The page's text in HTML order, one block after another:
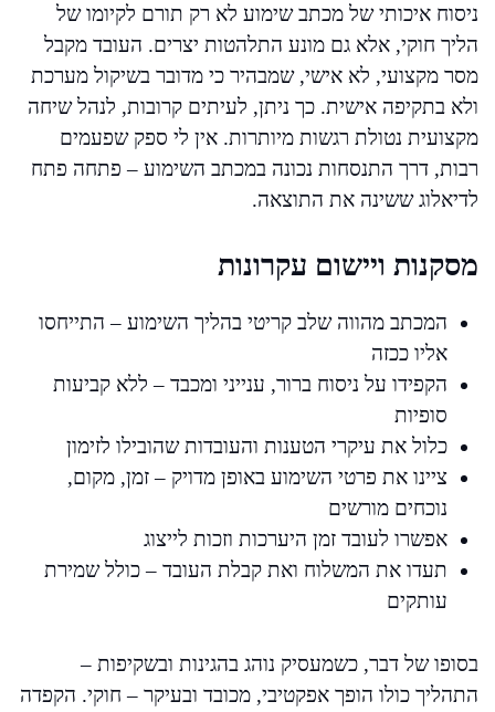
ניסוח איכותי של מכתב שימוע לא רק תורם לקיומו של
הליך חוקי, אלא גם מונע התלהטות יצרים. העובד מקבל
מסר מקצועי, לא אישי, שמבהיר כי מדובר בשיקול מערכת
ולא בתקיפה אישית. כך ניתן, לעיתים קרובות, לנהל שיחה
מקצועית נטולת רגשות מיותרות. אין לי ספק שפעמים
רבות, דרך התנסחות נכונה במכתב השימוע – פתחה פתח
לדיאלוג ששינה את התוצאה.
מסקנות ויישום עקרונות
המכתב מהווה שלב קריטי בהליך השימוע – התייחסו
אליו ככזה
הקפידו על ניסוח ברור, ענייני ומכבד – ללא קביעות
סופיות
כלול את עיקרי הטענות והעובדות שהובילו לזימון
ציינו את פרטי השימוע באופן מדויק – זמן, מקום,
נוכחים מורשים
אפשרו לעובד זמן היערכות וזכות לייצוג
תעדו את המשלוח ואת קבלת העובד – כולל שמירת
עותקים
בסופו של דבר, כשמעסיק נוהג בהגינות ובשקיפות –
התהליך כולו הופך אפקטיבי, מכובד ובעיקר – חוקי. הקפדה